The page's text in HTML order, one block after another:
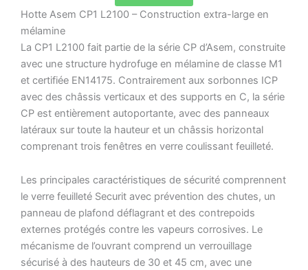
Hotte Asem CP1 L2100 – Construction extra-large en
mélamine
La CP1 L2100 fait partie de la série CP d’Asem, construite
avec une structure hydrofuge en mélamine de classe M1
et certifiée EN14175. Contrairement aux sorbonnes ICP
avec des châssis verticaux et des supports en C, la série
CP est entièrement autoportante, avec des panneaux
latéraux sur toute la hauteur et un châssis horizontal
comprenant trois fenêtres en verre coulissant feuilleté.
Les principales caractéristiques de sécurité comprennent
le verre feuilleté Securit avec prévention des chutes, un
panneau de plafond déflagrant et des contrepoids
externes protégés contre les vapeurs corrosives. Le
mécanisme de l’ouvrant comprend un verrouillage
sécurisé à des hauteurs de 30 et 45 cm, avec une